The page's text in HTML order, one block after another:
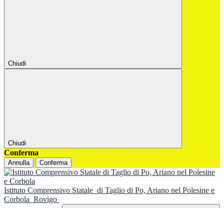
Chiudi
Chiudi
Conferma
Annulla Conferma
Istituto Comprensivo Statale di Taglio di Po, Ariano nel Polesine e
Corbola Rovigo